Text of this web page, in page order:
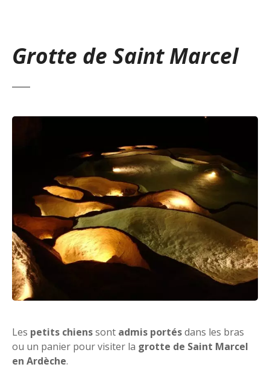
Grotte de Saint Marcel
Les petits chienssont admis portésdans les bras
ou un panier pour visiter la grotte de Saint Marcel
en Ardèche.